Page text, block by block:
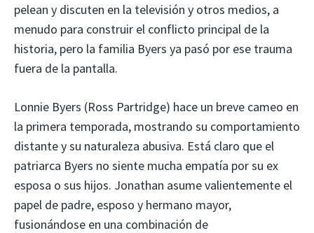
pelean y discuten en la televisión y otros medios, a
menudo para construir el conflicto principal de la
historia, pero la familia Byers ya pasó por ese trauma
fuera de la pantalla.
Lonnie Byers (Ross Partridge) hace un breve cameo en
la primera temporada, mostrando su comportamiento
distante y su naturaleza abusiva. Está claro que el
patriarca Byers no siente mucha empatía por su ex
esposa o sus hijos. Jonathan asume valientemente el
papel de padre, esposo y hermano mayor,
fusionándose en una combinación de